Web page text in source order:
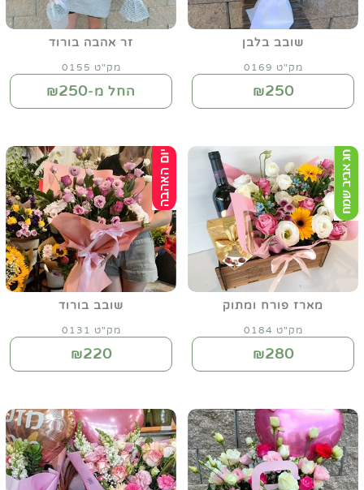
שובב בלבן
מק"ט 0169
₪250
זר אהבה בורוד
מק"ט 0155
החל מ-₪250
מארז פורח ומתוק
מק"ט 0184
₪280
שובב בורוד
מק"ט 0131
₪220